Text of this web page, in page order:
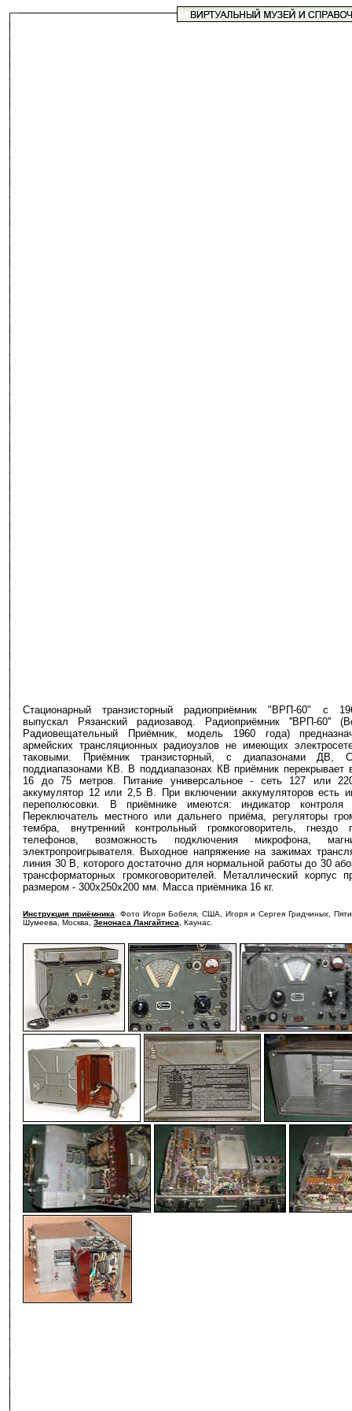
Стационарный транзисторный радиоприёмник "ВРП-60" с
выпускал Рязанский радиозавод. Радиоприёмник ''ВРП-60''
Радиовещательный Приёмник, модель 1960 года)
армейских трансляционных радиоузлов не имеющих
таковыми. Приёмник транзисторный, с диапазонами
поддиапазонами КВ. В поддиапазонах КВ приёмник перекрывает
16 до 75 метров. Питание универсальное - сеть 127 или
аккумулятор 12 или 2,5 В. При включении аккумуляторов есть
переполюсовки. В приёмнике имеются: индикатор контроля
Переключатель местного или дальнего приёма, регуляторы
тембра, внутренний контрольный громкоговоритель, гнездо
телефонов, возможность подключения микрофона,
электропроигрывателя. Выходное напряжение на зажимах
линия 30 В, которого достаточно для нормальной работы до 30
трансформаторных громкоговорителей. Металлический корпус
размером - 300х250х200 мм. Масса приёмника 16 кг.
Инструкция приёмника . Фото Игоря Бобеля, США, Игоря и Сергея Гридчиных,
Шумеева, Москва, Зенонаса Лангайтиса , Каунас.